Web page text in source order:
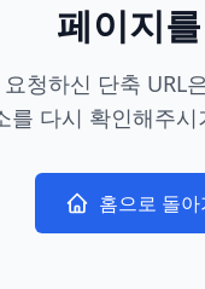
페이지
요청하신 단축 URL
를 다시 확인해주
홈으로 돌아